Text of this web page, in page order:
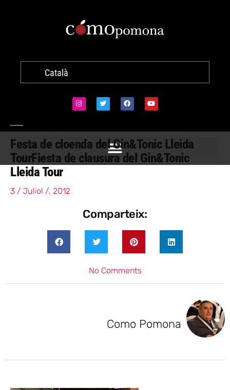
Català
Festa de cloenda del Gin&Tonic Lleida
TourFiesta de clausura del Gin&Tonic
Lleida Tour
3 / Juliol /, 2012
Comparteix:
No Comments
Como Pomona